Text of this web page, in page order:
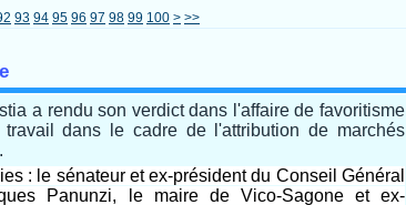
93 94 95 96 97 98 99 100 > >>
a rendu son verdict dans l'affaire de favoritisme
dans le cadre de l'attribution de marchés
: le sénateur et ex-président du Conseil Général
Panunzi, le maire de Vico-Sagone et ex-